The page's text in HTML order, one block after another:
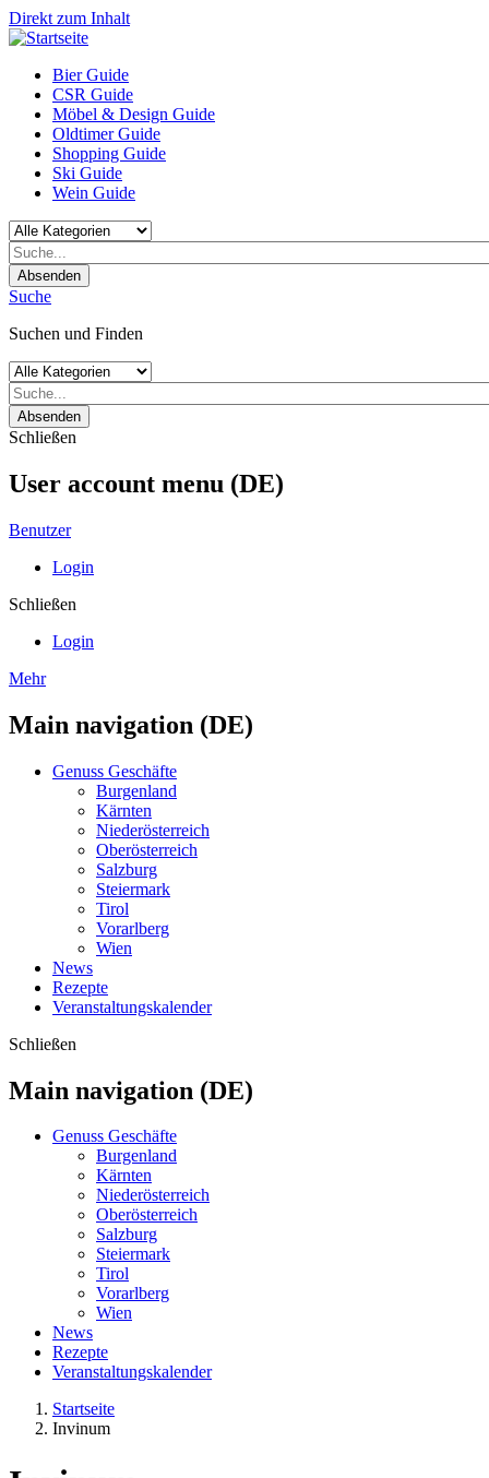
Direkt zum Inhalt
Bier Guide
CSR Guide
Möbel & Design Guide
Oldtimer Guide
Shopping Guide
Ski Guide
Wein Guide
Absenden
Suche
Suchen und Finden
Absenden
Schließen
User account menu (DE)
Benutzer
Login
Schließen
Login
Mehr
Main navigation (DE)
Genuss Geschäfte
Burgenland
Kärnten
Niederösterreich
Oberösterreich
Salzburg
Steiermark
Tirol
Vorarlberg
Wien
News
Rezepte
Veranstaltungskalender
Schließen
Main navigation (DE)
Genuss Geschäfte
Burgenland
Kärnten
Niederösterreich
Oberösterreich
Salzburg
Steiermark
Tirol
Vorarlberg
Wien
News
Rezepte
Veranstaltungskalender
Startseite
Invinum